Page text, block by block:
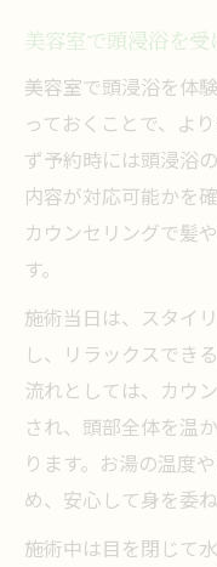
美容室で頭浸浴を
美容室で頭浸浴を体
っておくことで、よ
ず予約時には頭浸浴
内容が対応可能かを
カウンセリングで髪
す。
施術当日は、スタイ
し、リラックスでき
流れとしては、カウ
され、頭部全体を温
ります。お湯の温度
め、安心して身を委
施術中は目を閉じて